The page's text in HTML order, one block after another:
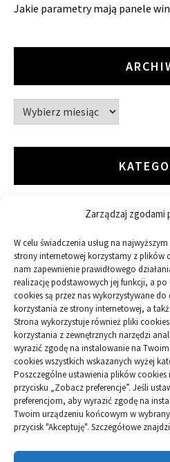
Zarządzaj zgodami
W celu świadczenia usług na
strony internetowej korzystamy z plików
nam zapewnienie prawidłowego
realizację podstawowych jej funkcji, a
cookies są przez nas wykorzystywane
korzystania ze strony internetowej, a
Strona wykorzystuje również pliki
korzystania z zewnętrznych narzędzi
wyrazić zgodę na instalowanie na
cookies wszystkich wskazanych wyżej
Poszczególne ustawienia plików
przycisku „Zobacz preferencje”. Jeśli
preferencjom, aby wyrazić zgodę na
Twoim urządzeniu końcowym w
przycisk "Akceptuję". Szczegółowe
Jakie parametry mają panele
Archiwa
ARTYKUŁ SPONSOROWANY
Budowa
Dom
Ogród
Przemysł
Polityka plików cookies (EU)|